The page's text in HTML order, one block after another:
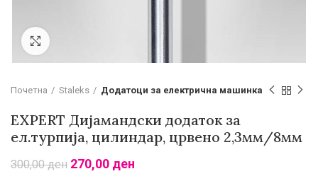
Почетна Staleks Додатоци за електрична машинка
EXPERT Дијамандски додаток за
ел.турпија, цилиндар, црвено 2,3мм/8мм
300,00ден 270,00 ден